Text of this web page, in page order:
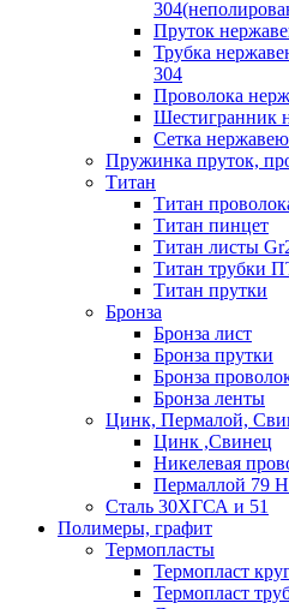
Пруток
Трубка
304
Проволока
Шестигранник
Сетка
Пружинка пруток,
Титан
Титан
Титан пинцет
Титан листы
Титан трубки
Титан прутки
Бронза
Бронза лист
Бронза прутки
Бронза
Бронза ленты
Цинк, Пермалой,
Цинк ,Свинец
Никелевая
Пермаллой 79
Сталь 30ХГСА и 51
Полимеры, графит
Термопласты
Термопласт
Термопласт